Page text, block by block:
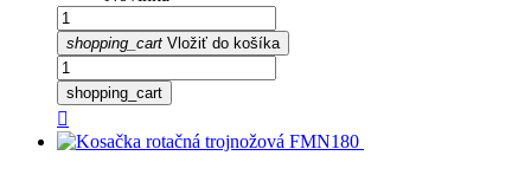
shopping_cart Vložiť do košíka
shopping_cart
